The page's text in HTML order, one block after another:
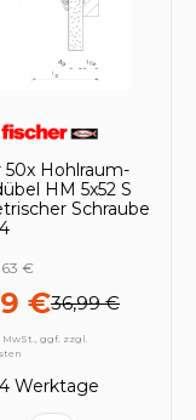
50x Hohlraum-
HM 5x52 S
Schraube
€36,99 €
€
ggf. zzgl.
Werktage